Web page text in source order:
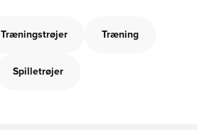
Træningstrøjer Træning
Spilletrøjer